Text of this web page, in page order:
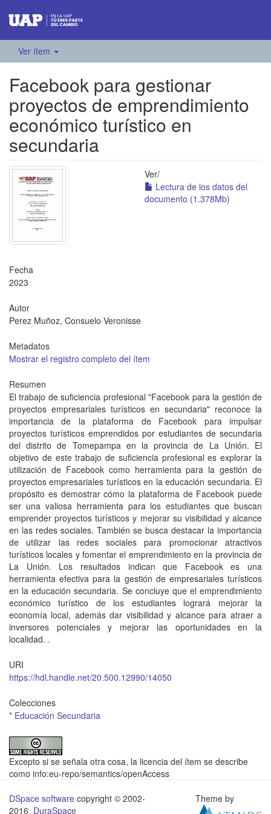
Ver ítem
Facebook para gestionar
proyectos de emprendimiento
económico turístico en
secundaria
Ver/
Lectura de los datos del
documento (1.378Mb)
Fecha
2023
Autor
Perez Muñoz, Consuelo Veronisse
Metadatos
Mostrar el registro completo del ítem
Resumen
El trabajo de suficiencia profesional "Facebook para la gestión de
proyectos empresariales turísticos en secundaria" reconoce la
importancia de la plataforma de Facebook para impulsar
proyectos turísticos emprendidos por estudiantes de secundaria
del distrito de Tomepampa en la provincia de La Unión. El
objetivo de este trabajo de suficiencia profesional es explorar la
utilización de Facebook como herramienta para la gestión de
proyectos empresariales turísticos en la educación secundaria. El
propósito es demostrar cómo la plataforma de Facebook puede
ser una valiosa herramienta para los estudiantes que buscan
emprender proyectos turísticos y mejorar su visibilidad y alcance
en las redes sociales. También se busca destacar la importancia
de utilizar las redes sociales para promocionar atractivos
turísticos locales y fomentar el emprendimiento en la provincia de
La Unión. Los resultados indican que Facebook es una
herramienta efectiva para la gestión de empresariales turísticos
en la educación secundaria. Se concluye que el emprendimiento
económico turístico de los estudiantes logrará mejorar la
economía local, además dar visibilidad y alcance para atraer a
inversores potenciales y mejorar las oportunidades en la
localidad. .
URI
https://hdl.handle.net/20.500.12990/14050
Colecciones
* Educación Secundaria
Excepto si se señala otra cosa, la licencia del ítem se describe
como info:eu-repo/semantics/openAccess
DSpace software copyright © 2002-
2016 DuraSpace
Theme by